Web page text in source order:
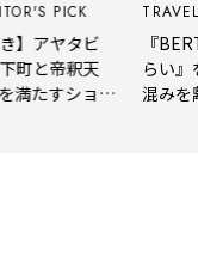
PICK
ヤタビ
帝釈天
すショー
TRAVEL
『BERTH
らい』を体
混みを離れ